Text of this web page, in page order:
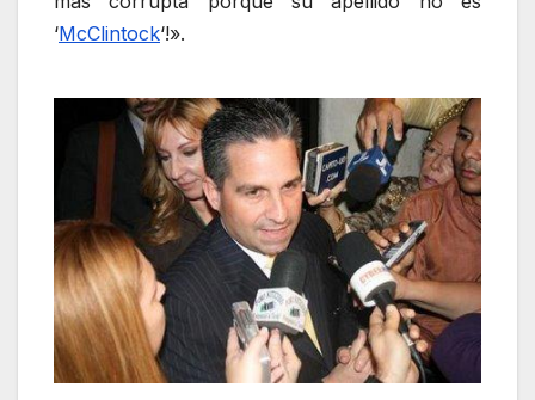
‘McClintock‘!».